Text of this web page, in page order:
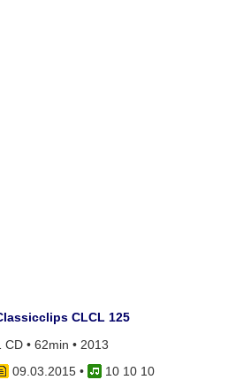
CLCL 125
CD • 62min • 2013
09.03.2015•
10 10 10